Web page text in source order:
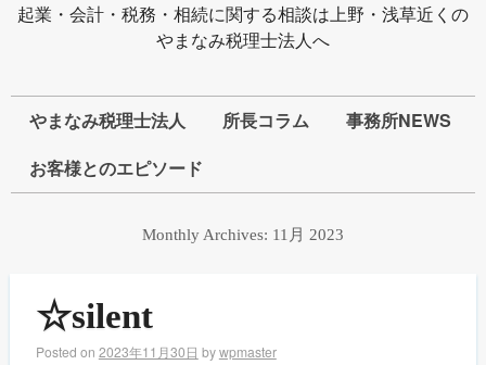
起業・会計・税務・相続に関する相談は上野・浅草近くの
やまなみ税理士法人へ
やまなみ税理士法人 所長コラム
事務所NEWS
お客様とのエピソード
Monthly Archives: 11月 2023
☆silent
Posted on 2023年11月30日 bywpmaster